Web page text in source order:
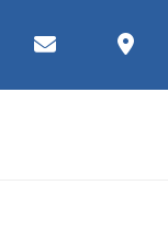
ГЛАВНАЯ GRACIA